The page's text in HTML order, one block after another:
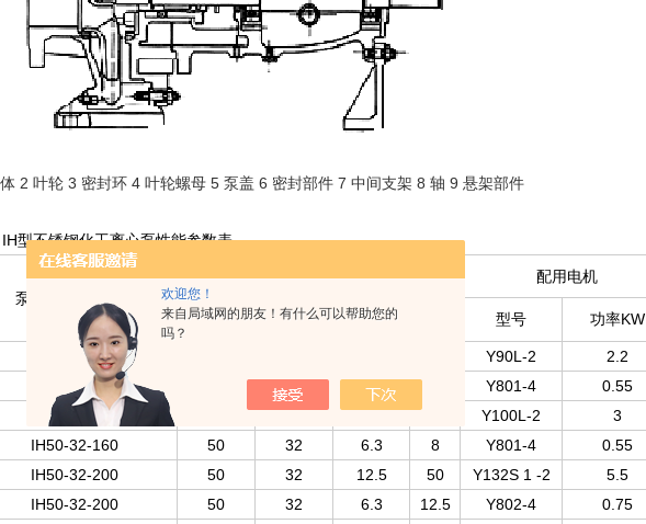
欢迎您！
来自局域网的朋友！有什么可以帮助您的
吗？
2 叶轮 3 密封环 4 叶轮螺母 5 泵盖 6 密封部件 7 中间支架 8 轴 9 悬架部件
IH型不锈钢化工离心泵性能参数表
型 号
泵进口-出口-叶轮
mmmmmm
进口←
mm
出口→
mm
流量
m 3 /h
扬程
配用电机
型号
功率KW
IH50-32-125 Y90L-2 2.2
IH50-32-125
32 6.3 Y801-4 0.55
IH50-32-160
32 12.5 Y100L-2 3
IH50-32-160
50 32 6.3 8 Y801-4 0.55
IH50-32-200
50 32 12.5 50 Y132S 1 -2 5.5
IH50-32-200
50 32 6.3 12.5 Y802-4 0.75